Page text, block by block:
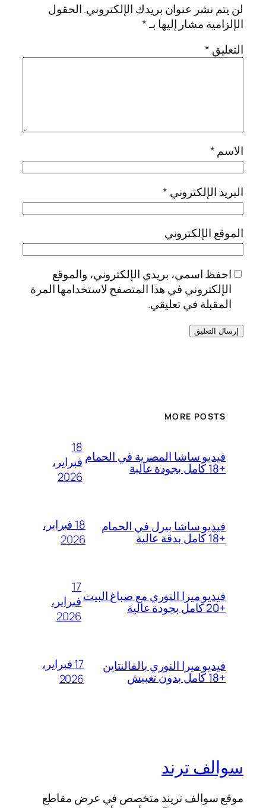
لن يتم نشر عنوان بريدك الإلكتروني.الحقول
الإلزامية مشار إليها بـ*
التعليق *
الاسم*
البريد الإلكتروني *
الموقع الإلكتروني
احفظ اسمي، بريدي الإلكتروني، والموقع
الإلكتروني في هذا المتصفح لاستخدامها المرة
المقبلة في تعليقي.
MORE POSTS
فيديو ساشا المصرية في الحمام
+18 كامل بجودة عالية
18
فبراير،
2026
فيديو ساشا بيرل في الحمام
+18 كامل بدقة عالية
18 فبراير،
2026
فيديو ميرا النوري مع صباغ البيت
+20 كامل بجودة عالية
17
فبراير،
2026
فيديو ميرا النوري بالفالنتاين
+18 كامل بدون تغبيش
17 فبراير،
2026
سوالف ترند
موقع سوالف تريند متخصص في عرض مقاطع